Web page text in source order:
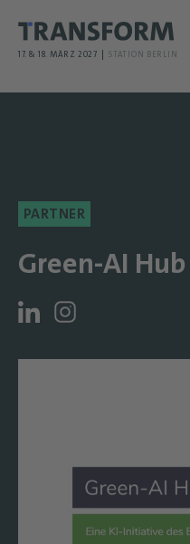
17. & 18. MÄRZ 2027 STATION BERLIN
PARTNER
Green-AI